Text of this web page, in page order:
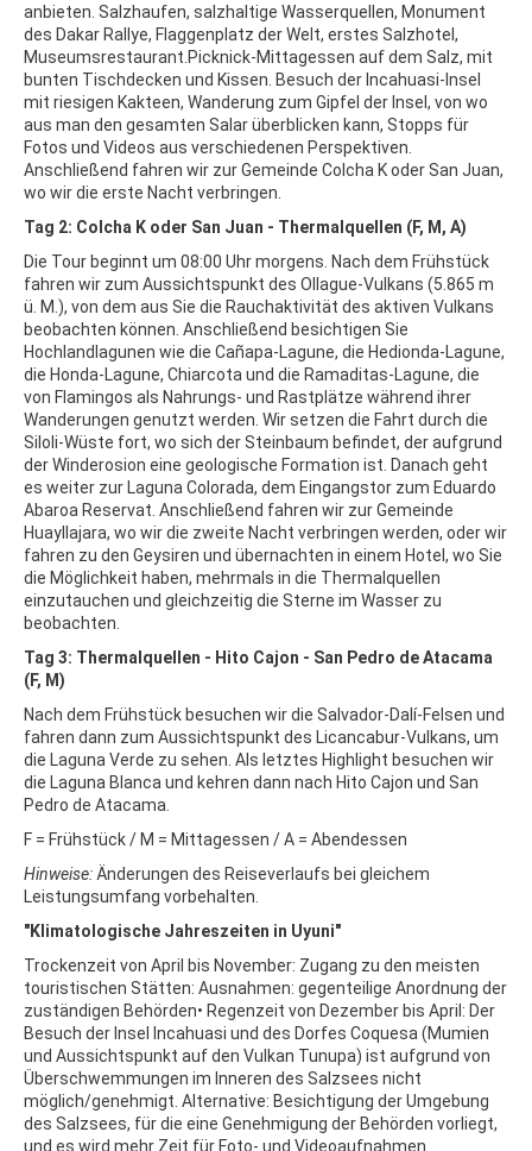
anbieten. Salzhaufen, salzhaltige Wasserquellen, Monument
des Dakar Rallye, Flaggenplatz der Welt, erstes Salzhotel,
Museumsrestaurant.Picknick-Mittagessen auf dem Salz, mit
bunten Tischdecken und Kissen. Besuch der Incahuasi-Insel
mit riesigen Kakteen, Wanderung zum Gipfel der Insel, von wo
aus man den gesamten Salar überblicken kann, Stopps für
Fotos und Videos aus verschiedenen Perspektiven.
Anschließend fahren wir zur Gemeinde Colcha K oder San Juan,
wo wir die erste Nacht verbringen.
Tag 2: Colcha K oder San Juan - Thermalquellen (F, M, A)
Die Tour beginnt um 08:00 Uhr morgens. Nach dem Frühstück
fahren wir zum Aussichtspunkt des Ollague-Vulkans (5.865 m
ü. M.), von dem aus Sie die Rauchaktivität des aktiven Vulkans
beobachten können. Anschließend besichtigen Sie
Hochlandlagunen wie die Cañapa-Lagune, die Hedionda-Lagune,
die Honda-Lagune, Chiarcota und die Ramaditas-Lagune, die
von Flamingos als Nahrungs- und Rastplätze während ihrer
Wanderungen genutzt werden. Wir setzen die Fahrt durch die
Siloli-Wüste fort, wo sich der Steinbaum befindet, der aufgrund
der Winderosion eine geologische Formation ist. Danach geht
es weiter zur Laguna Colorada, dem Eingangstor zum Eduardo
Abaroa Reservat. Anschließend fahren wir zur Gemeinde
Huayllajara, wo wir die zweite Nacht verbringen werden, oder wir
fahren zu den Geysiren und übernachten in einem Hotel, wo Sie
die Möglichkeit haben, mehrmals in die Thermalquellen
einzutauchen und gleichzeitig die Sterne im Wasser zu
beobachten.
Tag 3: Thermalquellen - Hito Cajon - San Pedro de Atacama
(F, M)
Nach dem Frühstück besuchen wir die Salvador-Dalí-Felsen und
fahren dann zum Aussichtspunkt des Licancabur-Vulkans, um
die Laguna Verde zu sehen. Als letztes Highlight besuchen wir
die Laguna Blanca und kehren dann nach Hito Cajon und San
Pedro de Atacama.
F = Frühstück / M = Mittagessen / A = Abendessen
Hinweise: Änderungen des Reiseverlaufs bei gleichem
Leistungsumfang vorbehalten.
"Klimatologische Jahreszeiten in Uyuni"
Trockenzeit von April bis November: Zugang zu den meisten
touristischen Stätten: Ausnahmen: gegenteilige Anordnung der
zuständigen Behörden• Regenzeit von Dezember bis April: Der
Besuch der Insel Incahuasi und des Dorfes Coquesa (Mumien
und Aussichtspunkt auf den Vulkan Tunupa) ist aufgrund von
Überschwemmungen im Inneren des Salzsees nicht
möglich/genehmigt. Alternative: Besichtigung der Umgebung
des Salzsees, für die eine Genehmigung der Behörden vorliegt,
und es wird mehr Zeit für Foto- und Videoaufnahmen